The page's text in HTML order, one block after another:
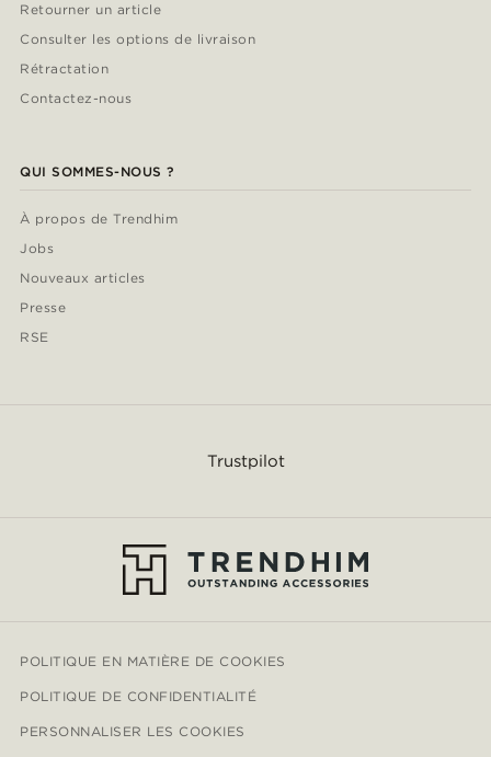
Retourner un article
Consulter les options de livraison
Rétractation
Contactez-nous
QUI SOMMES-NOUS ?
À propos de Trendhim
Jobs
Nouveaux articles
Presse
RSE
Trustpilot
POLITIQUE EN MATIÈRE DE COOKIES
POLITIQUE DE CONFIDENTIALITÉ
PERSONNALISER LES COOKIES